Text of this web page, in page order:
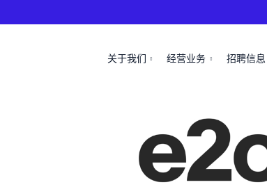
关于我们 经营业务 招聘信息